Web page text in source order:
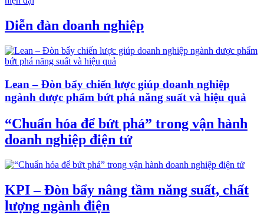
Diễn đàn doanh nghiệp
Lean – Đòn bẩy chiến lược giúp doanh nghiệp
ngành dược phẩm bứt phá năng suất và hiệu quả
“Chuẩn hóa để bứt phá” trong vận hành
doanh nghiệp điện tử
KPI – Đòn bẩy nâng tầm năng suất, chất
lượng ngành điện